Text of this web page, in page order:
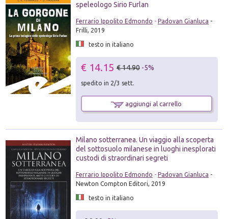
speleologo Sirio Furlan
Ferrario Ippolito Edmondo - Padovan Gianluca -
Frilli, 2019
testo in italiano
€ 14.15 € 14.90 -5%
spedito in 2/3 sett.
aggiungi al carrello
Milano sotterranea. Un viaggio alla scoperta
del sottosuolo milanese in luoghi inesplorati
custodi di straordinari segreti
Ferrario Ippolito Edmondo - Padovan Gianluca -
Newton Compton Editori, 2019
testo in italiano